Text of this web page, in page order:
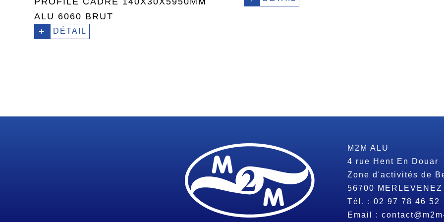
ALU 6060 BRUT
+ DÉTAIL
M2M ALU
4 rue Hent En Douar
Zone d'activités de
56700 MERLEVENEZ
Tél. :02 97 78 46 52
Email :